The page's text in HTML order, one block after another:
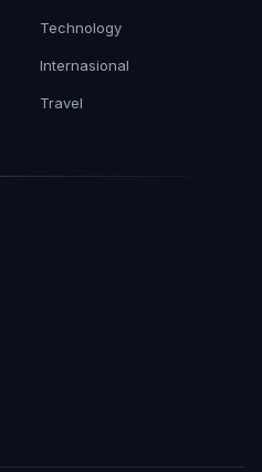
Technology
Internasional
Travel